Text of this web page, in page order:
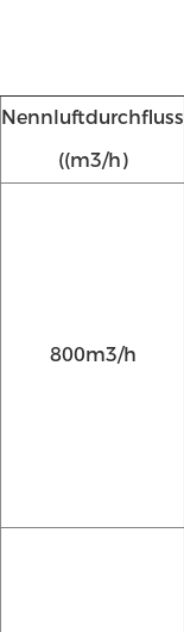
Nennluftdurchfluss
((m3/h)
800m3/h